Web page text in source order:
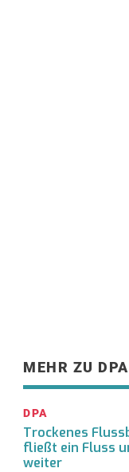
MEHR ZU DPA
DPA
Trockenes
fließt ein Fluss
weiter